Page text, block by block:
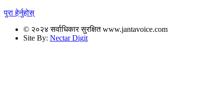
पुरा हेर्नुहोस्
© २०२४ सर्वाधिकार सुरक्षित www.jantavoice.com
Site By: Nectar Digit